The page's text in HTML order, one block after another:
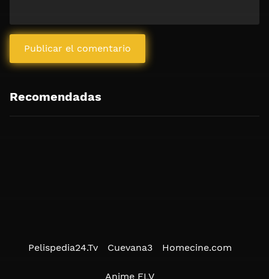
Recomendadas
Pelispedia24.Tv Cuevana3 Homecine.com
Anime FLV